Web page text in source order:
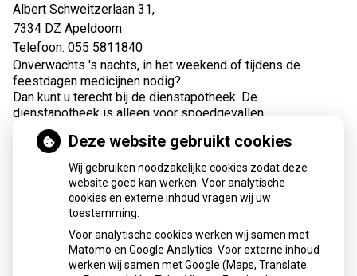
Albert Schweitzerlaan 31,
7334 DZ Apeldoorn
Telefoon: 055 5811840
Onverwachts 's nachts, in het weekend of tijdens de
feestdagen medicijnen nodig?
Dan kunt u terecht bij de dienstapotheek. De
dienstapotheek is alleen voor spoedgevallen.
Apotheek de Maten
E-mail adres:info@apotheekdematen.nl
Deze website gebruikt cookies
Wij gebruiken noodzakelijke cookies zodat deze
website goed kan werken. Voor analytische
cookies en externe inhoud vragen wij uw
toestemming.
Voor analytische cookies werken wij samen met
Matomo en Google Analytics. Voor externe inhoud
werken wij samen met Google (Maps, Translate